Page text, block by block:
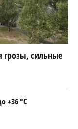
грозы, сильные
+36 °C